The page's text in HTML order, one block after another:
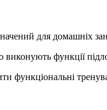
для домашніх
виконують функції
функціональні